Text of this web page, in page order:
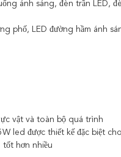
ánh sáng, đèn trần LED,
phố, LED đường hầm ánh
vật và toàn bộ quá trình
led được thiết kế đặc biệt
tốt hơn nhiều